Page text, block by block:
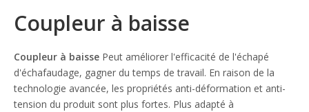
Coupleur à baisse
Coupleur à baisse Peut améliorer l'efficacité de l'échapé
d'échafaudage, gagner du temps de travail. En raison de la
technologie avancée, les propriétés anti-déformation et anti-
tension du produit sont plus fortes. Plus adapté à